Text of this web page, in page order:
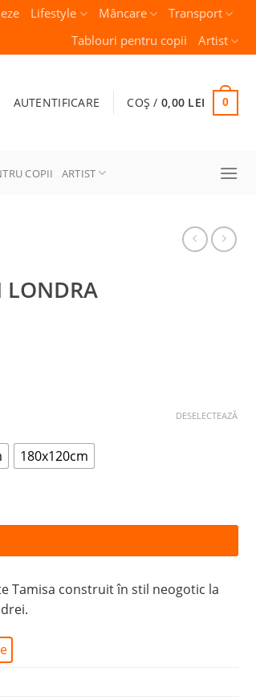
Lifestyle Mâncare
Transport
Tablouri pentru copii
Artist
AUTENTIFICARE COȘ / 0,00 LEI 0
COPII ARTIST
LONDRA
180x120cm
DESELECTEAZĂ
Tamisa construit în stil neogotic la